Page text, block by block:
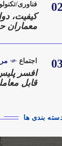
02 فناوری/
کیفیت،
معماران
اجتماع مرداد
افسر
قابل
بندی ها